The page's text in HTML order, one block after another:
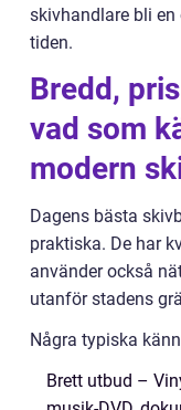
skivhandlare bli
tiden.
Bredd,
vad som
modern
Dagens bästa
praktiska. De har
använder också
utanför stadens
Några typiska
Brett utbud –